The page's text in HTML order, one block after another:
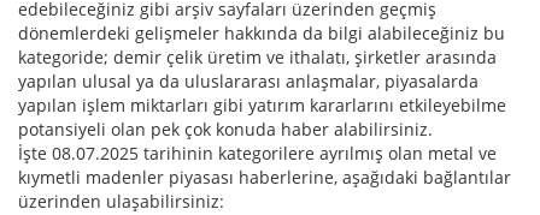
edebileceğiniz gibi arşiv sayfaları üzerinden geçmiş
dönemlerdeki gelişmeler hakkında da bilgi alabileceğiniz bu
kategoride; demir çelik üretim ve ithalatı, şirketler arasında
yapılan ulusal ya da uluslararası anlaşmalar, piyasalarda
yapılan işlem miktarları gibi yatırım kararlarını etkileyebilme
potansiyeli olan pek çok konuda haber alabilirsiniz.
İşte 08.07.2025 tarihinin kategorilere ayrılmış olan metal ve
kıymetli madenler piyasası haberlerine, aşağıdaki bağlantılar
üzerinden ulaşabilirsiniz: